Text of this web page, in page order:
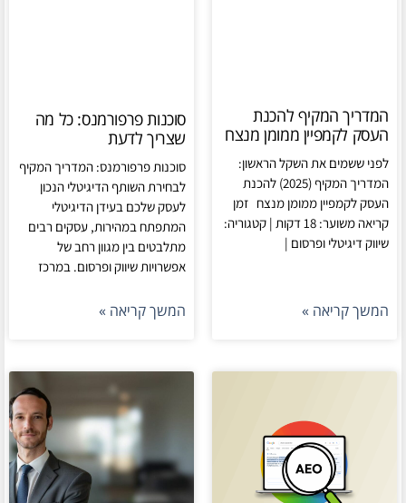
המדריך המקיף להכנת
העסק לקמפיין ממומן מנצח
לפני ששמים את השקל הראשון:
המדריך המקיף (2025) להכנת
העסק לקמפיין ממומן מנצח זמן
קריאה משוער: 18 דקות | קטגוריה:
שיווק דיגיטלי ופרסום |
המשך קריאה »
סוכנות פרפורמנס: כל מה
שצריך לדעת
סוכנות פרפורמנס: המדריך המקיף
לבחירת השותף הדיגיטלי הנכון
לעסק שלכם בעידן הדיגיטלי
המתפתח במהירות, עסקים רבים
מתלבטים בין מגוון רחב של
אפשרויות שיווק ופרסום. במרכז
המשך קריאה »